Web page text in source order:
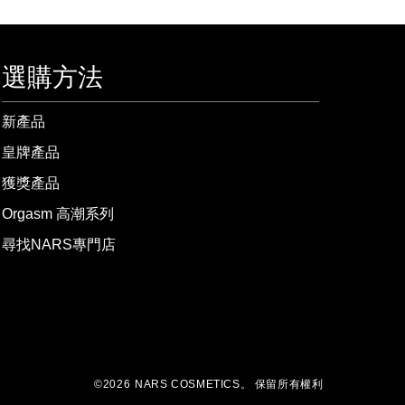
選購方法
新產品
皇牌產品
獲獎產品
Orgasm 高潮系列
尋找NARS專門店
©2026 NARS COSMETICS。 保留所有權利